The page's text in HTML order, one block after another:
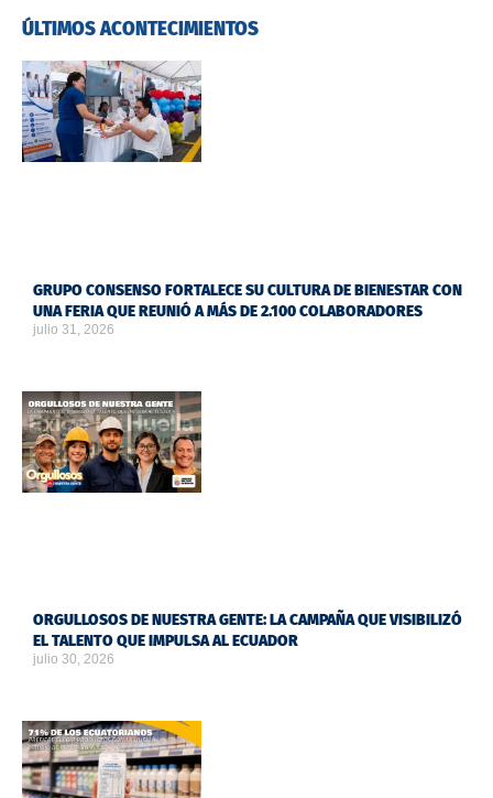
ÚLTIMOS ACONTECIMIENTOS
GRUPO CONSENSO FORTALECE SU CULTURA DE BIENESTAR CON
UNA FERIA QUE REUNIÓ A MÁS DE 2.100 COLABORADORES
julio 31, 2026
ORGULLOSOS DE NUESTRA GENTE: LA CAMPAÑA QUE VISIBILIZÓ
EL TALENTO QUE IMPULSA AL ECUADOR
julio 30, 2026